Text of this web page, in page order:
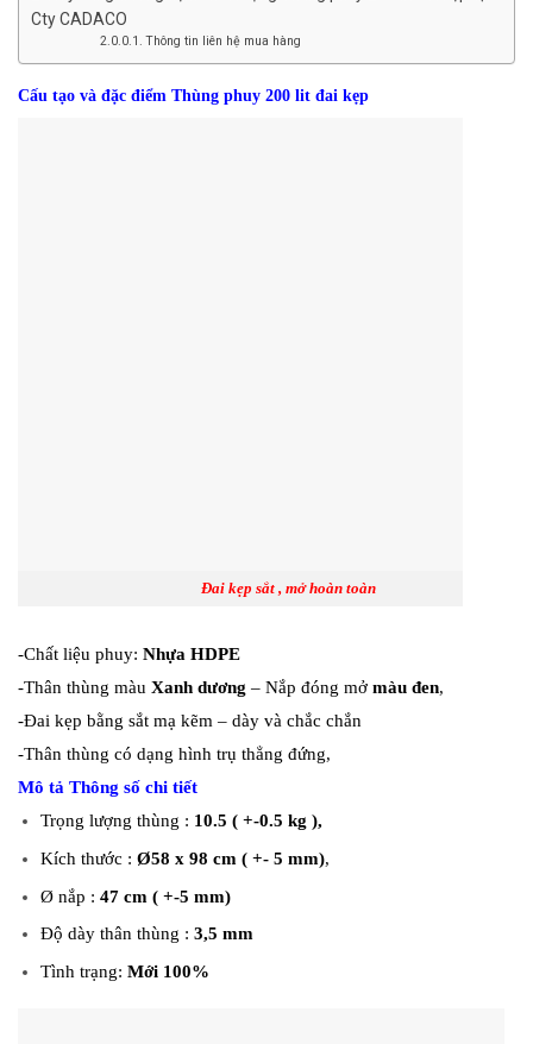
Cty CADACO
Thông tin liên hệ mua hàng
Cấu tạo và đặc điểm Thùng phuy 200 lit đai kẹp
Đai kẹp sắt , mở hoàn toàn
-Chất liệu phuy: Nhựa HDPE
-Thân thùng màu Xanh dương – Nắp đóng mở màu đen,
-Đai kẹp bằng sắt mạ kẽm – dày và chắc chắn
-Thân thùng có dạng hình trụ thẳng đứng,
Mô tả Thông số chi tiết
Trọng lượng thùng : 10.5 ( +-0.5 kg ),
Kích thước : Ø58 x 98 cm ( +- 5 mm),
Ø nắp : 47 cm ( +-5 mm)
Độ dày thân thùng : 3,5 mm
Tình trạng: Mới 100%